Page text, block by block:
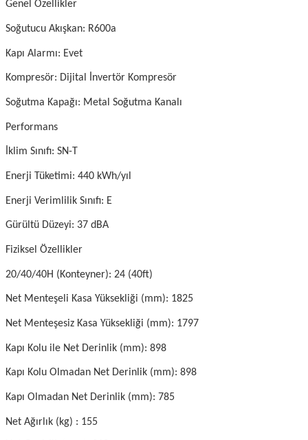
Genel Özellikler
Soğutucu Akışkan: R600a
Kapı Alarmı: Evet
Kompresör: Dijital İnvertör Kompresör
Soğutma Kapağı: Metal Soğutma Kanalı
Performans
İklim Sınıfı: SN-T
Enerji Tüketimi: 440 kWh/yıl
Enerji Verimlilik Sınıfı: E
Gürültü Düzeyi: 37 dBA
Fiziksel Özellikler
20/40/40H (Konteyner): 24 (40ft)
Net Menteşeli Kasa Yüksekliği (mm): 1825
Net Menteşesiz Kasa Yüksekliği (mm): 1797
Kapı Kolu ile Net Derinlik (mm): 898
Kapı Kolu Olmadan Net Derinlik (mm): 898
Kapı Olmadan Net Derinlik (mm): 785
Net Ağırlık (kg) : 155